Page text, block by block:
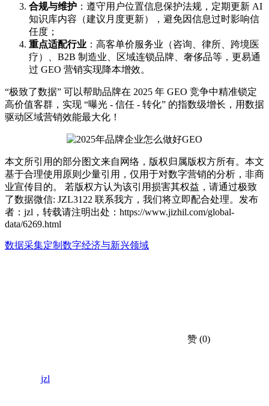
合规与维护 ：遵守用户位置信息保护法规，定期更新 AI
知识库内容（建议月度更新），避免因信息过时影响信
任度；
重点适配行业 ：高客单价服务业（咨询、律所、跨境医
疗）、B2B 制造业、区域连锁品牌、奢侈品等，更易通
过 GEO 营销实现降本增效。
“极致了数据” 可以帮助品牌在 2025 年 GEO 竞争中精准锁定
高价值客群，实现 “曝光 - 信任 - 转化” 的指数级增长，用数据
驱动区域营销效能最大化！
本文所引用的部分图文来自网络，版权归属版权方所有。本文
基于合理使用原则少量引用，仅用于对数字营销的分析，非商
业宣传目的。 若版权方认为该引用损害其权益，请通过极致
了数据微信: JZL3122 联系我方，我们将立即配合处理。发布
者：jzl，转载请注明出处： https://www.jizhil.com/global-
data/6269.html
数据采集定制 数字经济与新兴领域
赞 (0)
jzl